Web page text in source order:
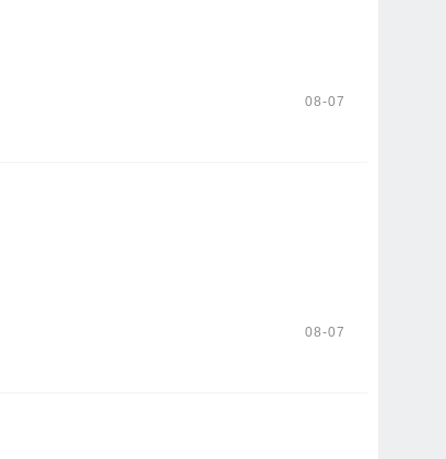
08-07
08-07